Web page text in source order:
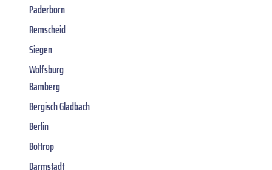
Paderborn
Remscheid
Siegen
Wolfsburg
Bamberg
Bergisch Gladbach
Berlin
Bottrop
Darmstadt